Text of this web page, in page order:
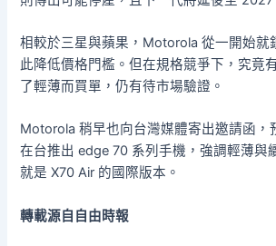
相較於三星與蘋果，Motorola 從一開始就
此降低價格門檻。但在規格競爭下，究竟
了輕薄而買單，仍有待市場驗證。
Motorola 稍早也向台灣媒體寄出邀請函，
在台推出 edge 70 系列手機，強調輕薄與
就是 X70 Air 的國際版本。
轉載源自自由時報